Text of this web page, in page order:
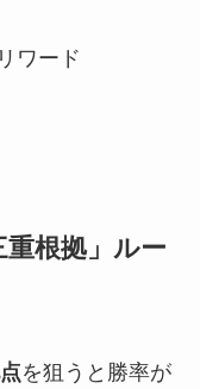
ワード
根拠」ルー
を狙うと勝率が